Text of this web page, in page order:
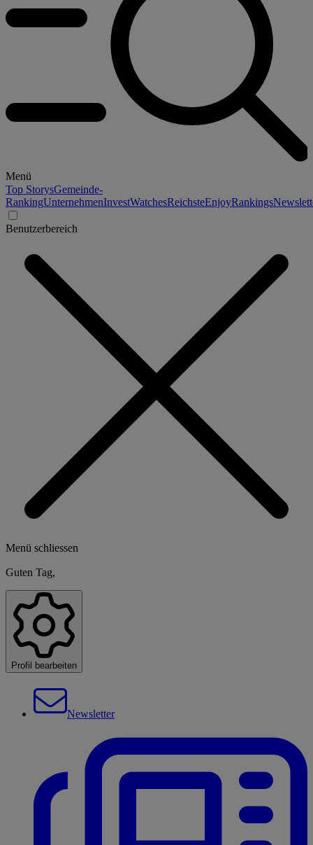
Menü
Top StorysGemeinde-
RankingUnternehmenInvestWatchesReichsteEnjoyRankings
Benutzerbereich
Menü schliessen
Guten Tag,
Profil bearbeiten
Newsletter